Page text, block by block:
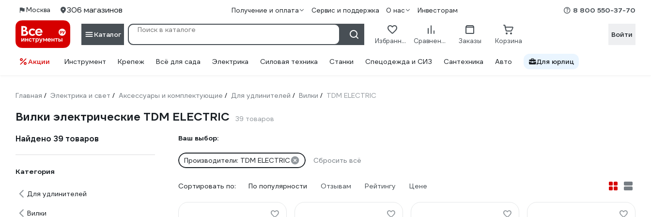
Москва 306 магазинов Получение и оплата Сервис и поддержка О нас Инвесторам 8 800 550-37-70
Каталог
Избранное Сравнение Заказы Корзина
Войти
Акции Инструмент Крепеж Всё для сада Электрика Силовая техника Станки Спецодежда и СИЗ Сантехника Авто Для юрлиц
Главная / Электрика и свет / Аксессуары и комплектующие / Для удлинителей / Вилки / TDM ELECTRIC
Вилки электрические TDM ELECTRIC 39 товаров
Найдено 39 товаров
Категория
Для удлинителей
Вилки
Ваш выбор:
Производители: TDM ELECTRIC Сбросить всё
Сортировать по: По популярности Отзывам Рейтингу Цене